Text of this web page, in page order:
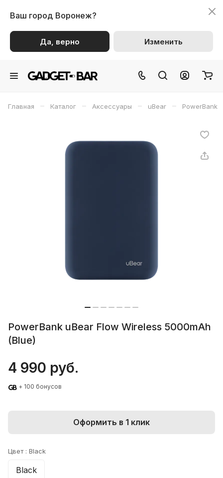
Ваш город Воронеж?
Да, верно Изменить
Главная – Каталог – Аксессуары – uBear – PowerBank
PowerBank uBear Flow Wireless 5000mAh
(Blue)
4 990 руб.
+ 100 бонусов
Оформить в 1 клик
Цвет : Black
Black